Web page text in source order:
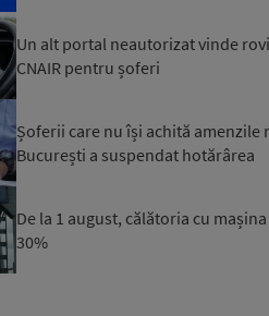
Un alt portal neautorizat vinde
CNAIR pentru șoferi
Șoferii care nu își achită
București a suspendat hotărârea
De la 1 august, călătoria cu
30%